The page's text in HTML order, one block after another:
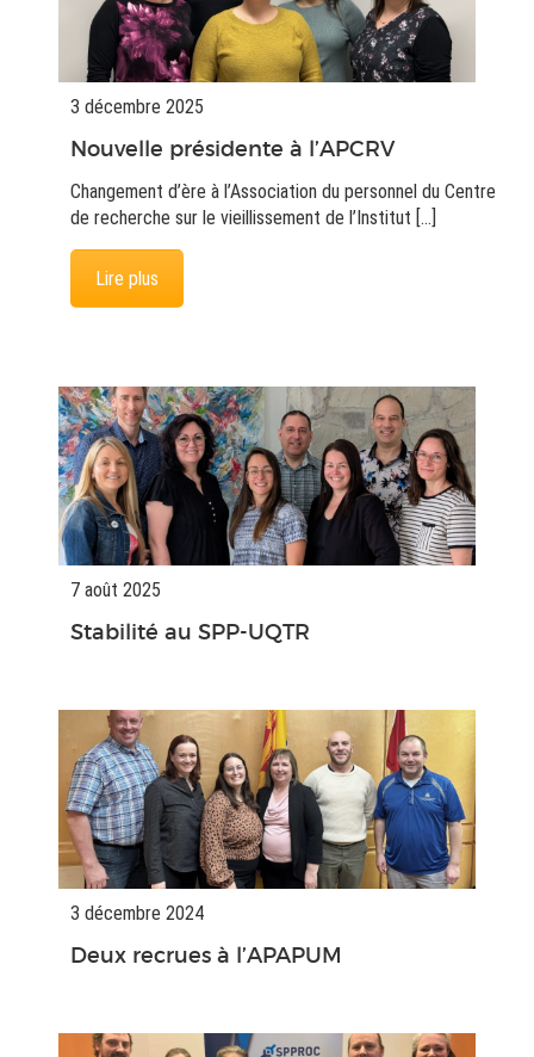
3 décembre 2025
Nouvelle présidente à l’APCRV
Changement d’ère à l’Association du personnel du Centre
de recherche sur le vieillissement de l’Institut […]
Lire plus
7 août 2025
Stabilité au SPP-UQTR
3 décembre 2024
Deux recrues à l’APAPUM